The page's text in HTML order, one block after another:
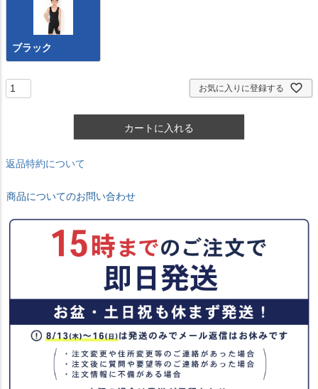
ブラック
お気に入りに登録する
カートに入れる
返品特約について
商品についてのお問い合わせ